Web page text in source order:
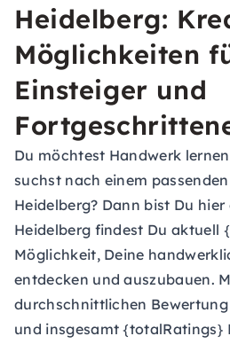
Heidelberg:
Möglichkeiten
Einsteiger und
Du möchtest Handwerk
suchst nach einem
Heidelberg? Dann bist Du
Heidelberg findest Du aktuell
Möglichkeit, Deine
entdecken und auszubauen.
durchschnittlichen
und insgesamt {totalRatings}